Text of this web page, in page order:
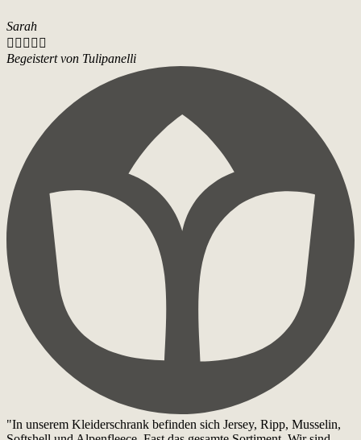
Sarah
    
Begeistert von Tulipanelli
"In unserem Kleiderschrank befinden sich Jersey, Ripp, Musselin,